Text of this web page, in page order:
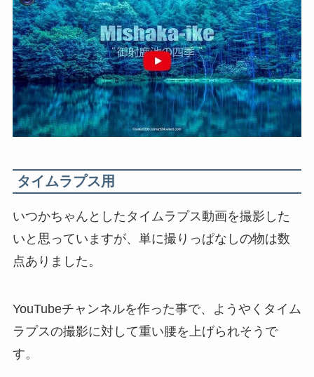
タイムラプス用
いつかちゃんとしたタイムラプス動画を撮影した
いと思っていますが、単に撮りっぱなしの物は数
点ありました。
YouTubeチャンネルを作った事で、ようやくタイム
ラプスの撮影に対して重い腰を上げられそうで
す。